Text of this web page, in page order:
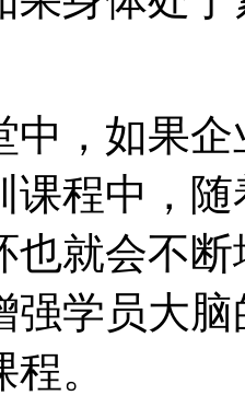
，如果企
课程中，
也就会不
强学员大
。